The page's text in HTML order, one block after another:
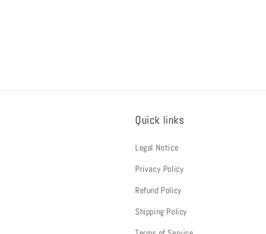
Quick links
Legal Notice
Privacy Policy
Refund Policy
Shipping Policy